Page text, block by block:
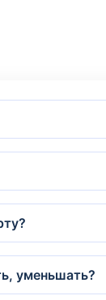
уменьшать?